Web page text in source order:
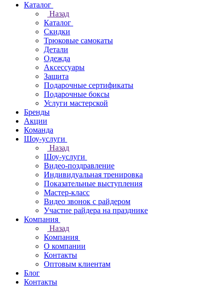
Каталог
Назад
Каталог
Скидки
Трюковые самокаты
Детали
Одежда
Аксессуары
Защита
Подарочные сертификаты
Подарочные боксы
Услуги мастерской
Бренды
Акции
Команда
Шоу-услуги
Назад
Шоу-услуги
Видео-поздравление
Индивидуальная тренировка
Показательные выступления
Мастер-класс
Видео звонок с райдером
Участие райдера на празднике
Компания
Назад
Компания
О компании
Контакты
Оптовым клиентам
Блог
Контакты